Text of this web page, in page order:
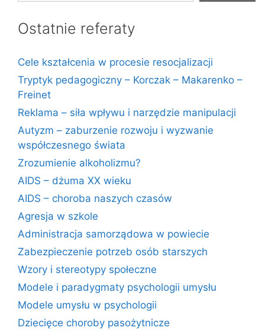
Ostatnie referaty
Cele kształcenia w procesie resocjalizacji
Tryptyk pedagogiczny – Korczak – Makarenko –
Freinet
Reklama – siła wpływu i narzędzie manipulacji
Autyzm – zaburzenie rozwoju i wyzwanie
współczesnego świata
Zrozumienie alkoholizmu?
AIDS – dżuma XX wieku
AIDS – choroba naszych czasów
Agresja w szkole
Administracja samorządowa w powiecie
Zabezpieczenie potrzeb osób starszych
Wzory i stereotypy społeczne
Modele i paradygmaty psychologii umysłu
Modele umysłu w psychologii
Dziecięce choroby pasożytnicze